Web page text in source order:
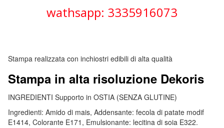
wathsapp: 3335916073
Stampa realizzata con inchiostri edibili di alta qualità
Stampa in alta risoluzione Dekoris
INGREDIENTI Supporto in OSTIA (SENZA GLUTINE)
Ingredienti: Amido di mais, Addensante: fecola di patate modif
E1414, Colorante E171, Emulsionante: lecitina di soia E322.